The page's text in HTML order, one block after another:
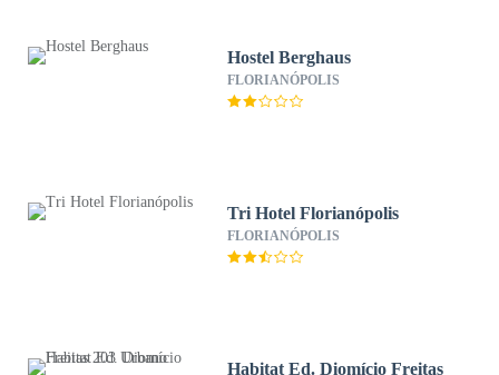
Hostel Berghaus
FLORIANÓPOLIS
Tri Hotel Florianópolis
FLORIANÓPOLIS
Habitat Ed. Diomício Freitas